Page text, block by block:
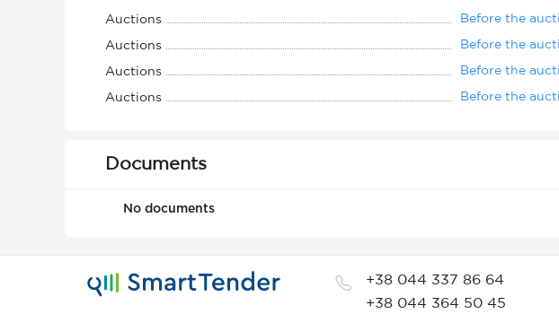
Auctions Before the
Auctions Before the
Auctions Before the
Auctions Before the
Documents
No documents
+38 044 337 86 64
+38 044 364 50 45